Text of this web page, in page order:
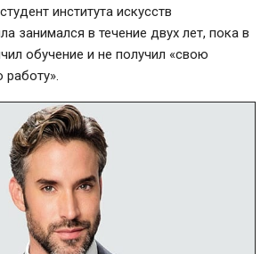
института искусств
занимался в течение двух лет, пока в
обучение и не получил «свою